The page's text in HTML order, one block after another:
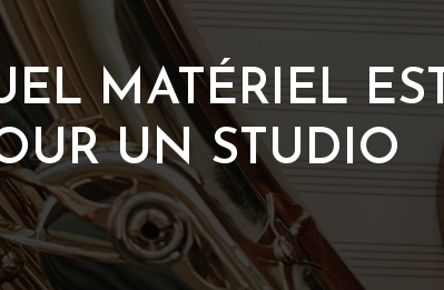
MATÉRIEL EST
UN STUDIO